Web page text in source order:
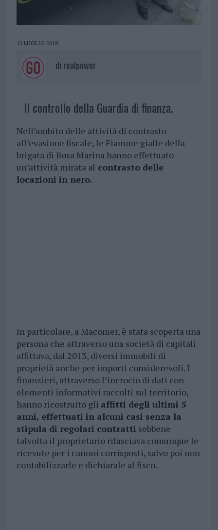
12 LUGLIO 2018
di realpower
Il controllo della Guardia di finanza.
Nell’ambito delle attività di contrasto
all’evasione fiscale, le Fiamme gialle della
brigata di Bosa Marina hanno effettuato
un’attività mirata al contrasto delle
locazioni in nero.
In particolare, a Macomer, è stata scoperta una
persona che attraverso una società di capitali
affittava, dal 2013, diversi immobili di
proprietà anche per importi considerevoli. I
finanzieri, attraverso l’incrocio di dati con
elementi informativi raccolti sul territorio,
hanno ricostruito gli affitti degli ultimi 5
anni, effettuati in alcuni casi senza la
stipula di regolari contratti sebbene
talvolta il proprietario rilasciava comunque le
ricevute per i canoni corrisposti, salvo poi non
contabilizzarle e dichiarale al fisco.